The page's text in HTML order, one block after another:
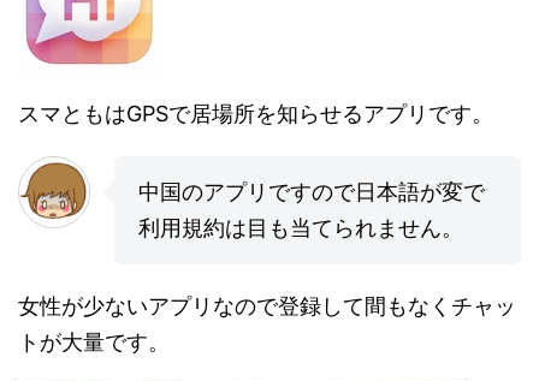
スマともはGPSで居場所を知らせるアプリです。
中国のアプリですので日本語が変で
利用規約は目も当てられません。
女性が少ないアプリなので登録して間もなくチャッ
トが大量です。